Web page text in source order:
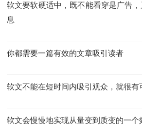
软文要软硬适中，既不能看穿是广告
息
你都需要一篇有效的文章吸引读者
软文不能在短时间内吸引观众，就很有
软文会慢慢地实现从量变到质变的一个